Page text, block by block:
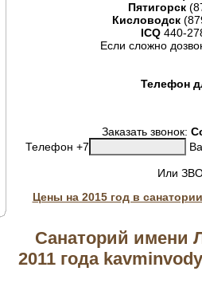
Пятигорск
Кисловодск
ICQ 440-
Если сложно
Телефон
Заказать звонок:
Телефон +7
Или
Цены на 2015 год в
Санаторий имени
2011 года